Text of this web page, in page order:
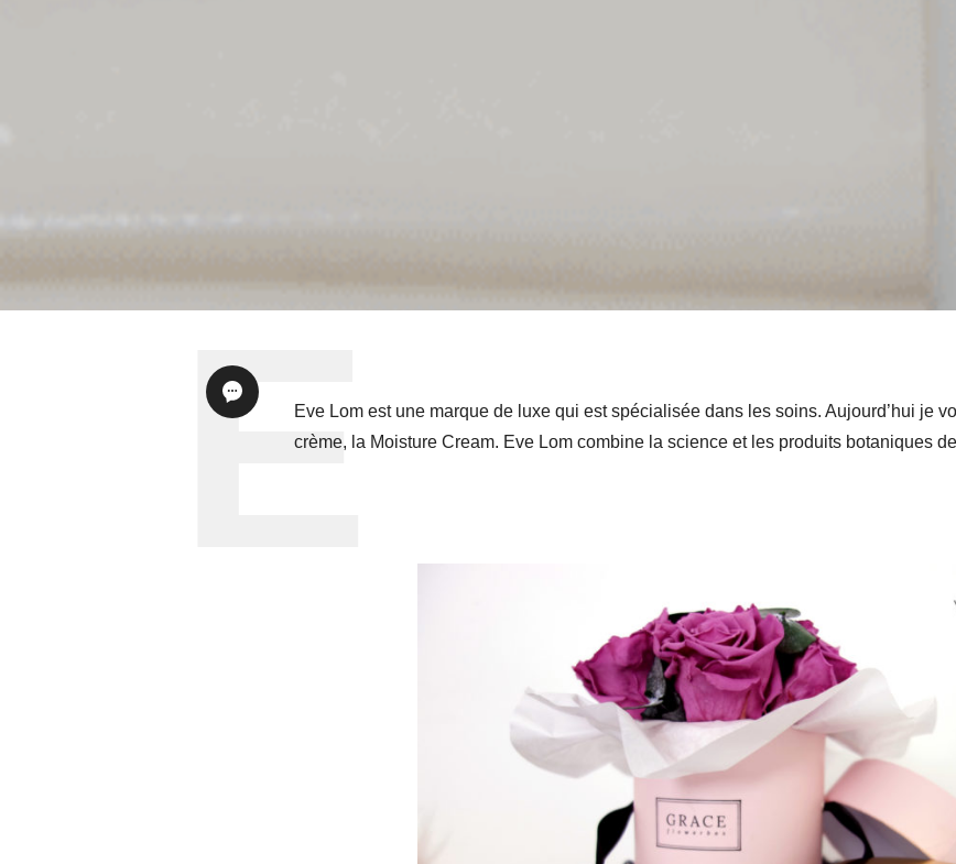
Eve Lom est une marque de luxe qui est spécialisée dans les soins. Aujourd’hui je
crème, la Moisture Cream. Eve Lom combine la science et les produits botaniques